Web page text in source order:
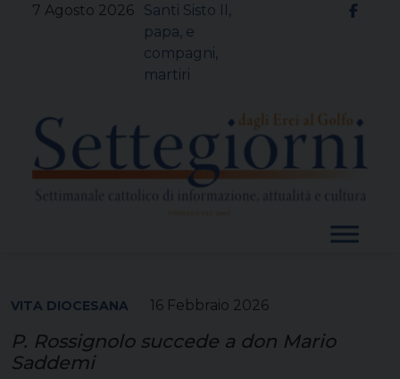
7 Agosto 2026
Santi Sisto II,
papa, e
compagni,
martiri
16 Febbraio 2026
VITA DIOCESANA
P. Rossignolo succede a don Mario
Saddemi